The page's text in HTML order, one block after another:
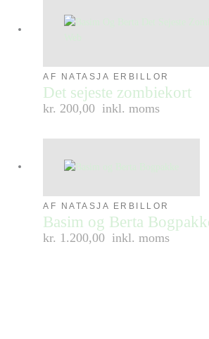
AF NATASJA ERBILLOR
Det sejeste zombiekort
kr. 200,00 inkl. moms
AF NATASJA ERBILLOR
Basim og Berta
kr. 1.200,00 inkl. moms